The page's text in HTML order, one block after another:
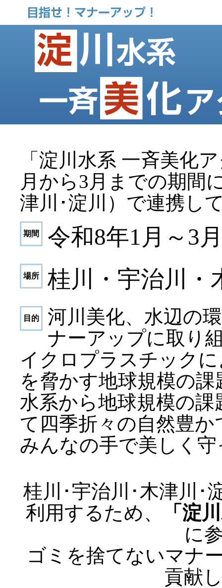
「淀川水系 一斉美化
月から3月までの期間
津川･淀川）で連携し
期間 令和8年1月～3
場所 桂川・宇治川・
目的
河川美化、水辺の
ナーアップに取り
イクロプラスチック
を脅かす地球規模の
水系から地球規模の
て四季折々の自然豊
みんなの手で美しく
桂川･宇治川･木津川･
利用するため、
「淀
に
ゴミを捨てないマナ
貢献